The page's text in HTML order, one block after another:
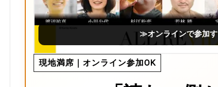
≫オンラインで参加
現地満席｜オンライン参加OK